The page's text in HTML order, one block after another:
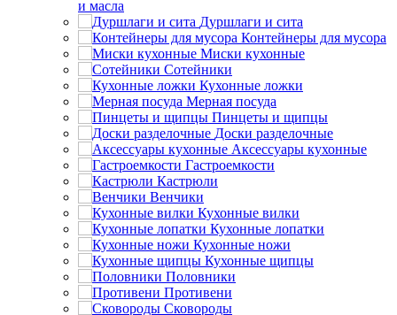
и масла
Дуршлаги и сита
Контейнеры для мусора
Миски кухонные
Сотейники
Кухонные ложки
Мерная посуда
Пинцеты и щипцы
Доски разделочные
Аксессуары кухонные
Гастроемкости
Кастрюли
Венчики
Кухонные вилки
Кухонные лопатки
Кухонные ножи
Кухонные щипцы
Половники
Противени
Сковороды